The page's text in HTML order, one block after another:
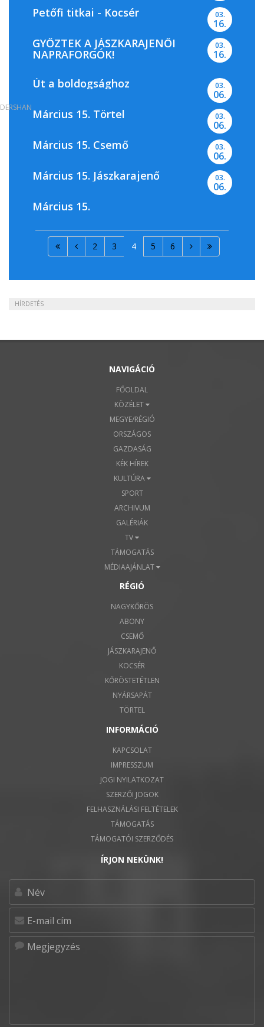
Petőfi titkai - Kocsér 03.
16.
GYŐZTEK A JÁSZKARAJENŐI
NAPRAFORGÓK!
03.
16.
Út a boldogsághoz 03.
06.
Március 15. Törtel 03.
06.
Március 15. Csemő 03.
06.
Március 15. Jászkarajenő 03.
06.
Március 15.
2 3 4 5 6
HÍRDETÉS
NAVIGÁCIÓ
FŐOLDAL
KÖZÉLET
MEGYE/RÉGIÓ
ORSZÁGOS
GAZDASÁG
KÉK HÍREK
KULTÚRA
SPORT
ARCHIVUM
GALÉRIÁK
TV
TÁMOGATÁS
MÉDIAAJÁNLAT
RÉGIÓ
NAGYKŐRÖS
ABONY
CSEMŐ
JÁSZKARAJENŐ
KOCSÉR
KŐRÖSTETÉTLEN
NYÁRSAPÁT
TÖRTEL
DERSHAN
INFORMÁCIÓ
KAPCSOLAT
IMPRESSZUM
JOGI NYILATKOZAT
SZERZŐI JOGOK
FELHASZNÁLÁSI FELTÉTELEK
TÁMOGATÁS
TÁMOGATÓI SZERZŐDÉS
ÍRJON NEKÜNK!